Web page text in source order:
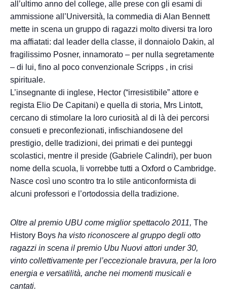
all’ultimo anno del college, alle prese con gli esami di
ammissione all’Università, la commedia di Alan Bennett
mette in scena un gruppo di ragazzi molto diversi tra loro
ma affiatati: dal leader della classe, il donnaiolo Dakin, al
fragilissimo Posner, innamorato – per nulla segretamente
– di lui, fino al poco convenzionale Scripps , in crisi
spirituale.
L’insegnante di inglese, Hector (“irresistibile” attore e
regista Elio De Capitani) e quella di storia, Mrs Lintott,
cercano di stimolare la loro curiosità al di là dei percorsi
consueti e preconfezionati, infischiandosene del
prestigio, delle tradizioni, dei primati e dei punteggi
scolastici, mentre il preside (Gabriele Calindri), per buon
nome della scuola, li vorrebbe tutti a Oxford o Cambridge.
Nasce così uno scontro tra lo stile anticonformista di
alcuni professori e l’ortodossia della tradizione.
Oltre al premio UBU come miglior spettacolo 2011, The
History Boys ha visto riconoscere al gruppo degli otto
ragazzi in scena il premio Ubu Nuovi attori under 30,
vinto collettivamente per l’eccezionale bravura, per la loro
energia e versatilità, anche nei momenti musicali e
cantati.